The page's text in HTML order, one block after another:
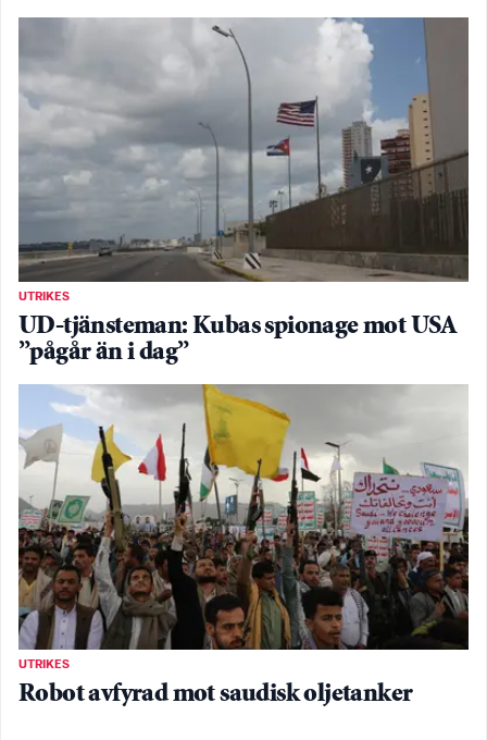
UTRIKES
UD-tjänsteman: Kubas spionage mot USA
”pågår än i dag”
UTRIKES
Robot avfyrad mot saudisk oljetanker